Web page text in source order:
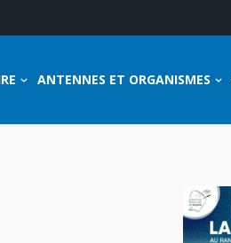
ANTENNES ET ORGANISMES